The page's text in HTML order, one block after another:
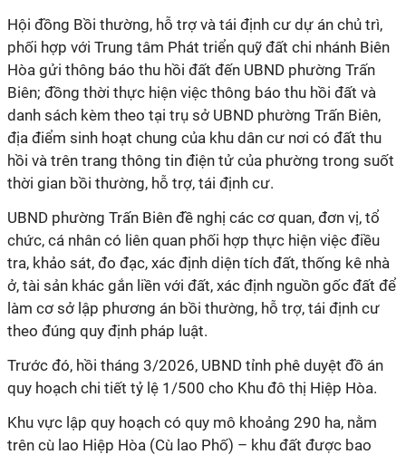
Hội đồng Bồi thường, hỗ trợ và tái định cư dự án chủ trì,
phối hợp với Trung tâm Phát triển quỹ đất chi nhánh Biên
Hòa gửi thông báo thu hồi đất đến UBND phường Trấn
Biên; đồng thời thực hiện việc thông báo thu hồi đất và
danh sách kèm theo tại trụ sở UBND phường Trấn Biên,
địa điểm sinh hoạt chung của khu dân cư nơi có đất thu
hồi và trên trang thông tin điện tử của phường trong suốt
thời gian bồi thường, hỗ trợ, tái định cư.
UBND phường Trấn Biên đề nghị các cơ quan, đơn vị, tổ
chức, cá nhân có liên quan phối hợp thực hiện việc điều
tra, khảo sát, đo đạc, xác định diện tích đất, thống kê nhà
ở, tài sản khác gắn liền với đất, xác định nguồn gốc đất để
làm cơ sở lập phương án bồi thường, hỗ trợ, tái định cư
theo đúng quy định pháp luật.
Trước đó, hồi tháng 3/2026, UBND tỉnh phê duyệt đồ án
quy hoạch chi tiết tỷ lệ 1/500 cho Khu đô thị Hiệp Hòa.
Khu vực lập quy hoạch có quy mô khoảng 290 ha, nằm
trên cù lao Hiệp Hòa (Cù lao Phố) – khu đất được bao